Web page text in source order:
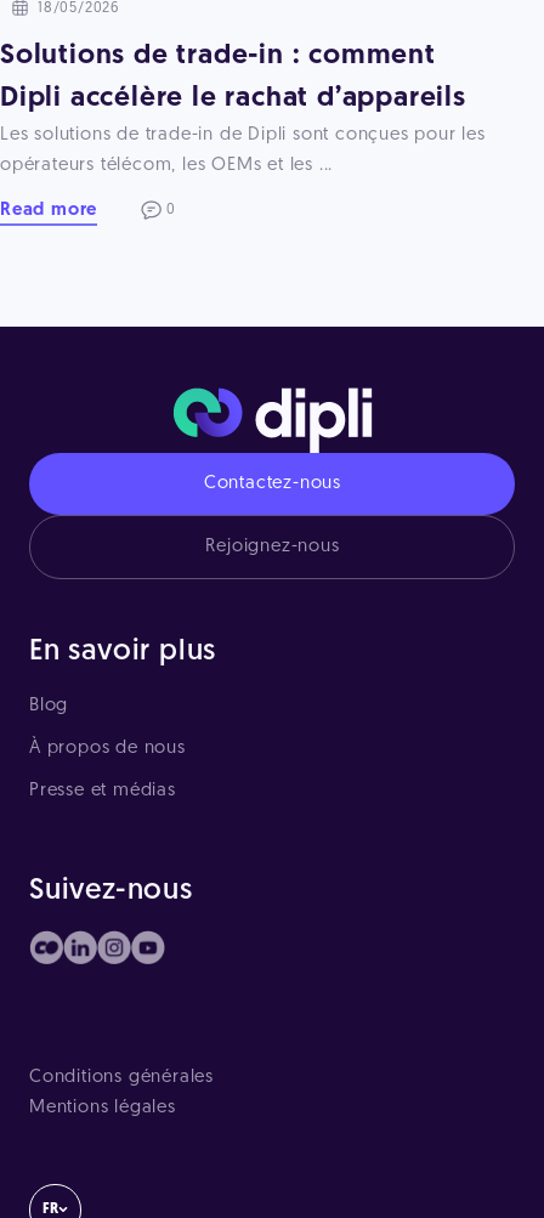
18/05/2026
Solutions de trade-in : comment
Dipli accélère le rachat d’appareils
Les solutions de trade-in de Dipli sont conçues pour les
opérateurs télécom, les OEMs et les ...
Read more 0
Contactez-nous
Rejoignez-nous
En savoir plus
Blog
À propos de nous
Presse et médias
Suivez-nous
Conditions générales
Mentions légales
FR